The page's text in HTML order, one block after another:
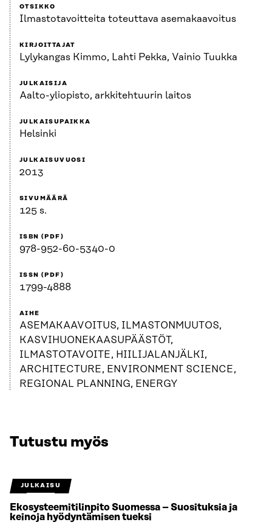
OTSIKKO
Ilmastotavoitteita toteuttava asemakaavoitus
KIRJOITTAJAT
Lylykangas Kimmo, Lahti Pekka, Vainio Tuukka
JULKAISIJA
Aalto-yliopisto, arkkitehtuurin laitos
JULKAISUPAIKKA
Helsinki
JULKAISUVUOSI
2013
SIVUMÄÄRÄ
125 s.
ISBN (PDF)
978-952-60-5340-0
ISSN (PDF)
1799-4888
AIHE
ASEMAKAAVOITUS, ILMASTONMUUTOS,
KASVIHUONEKAASUPÄÄSTÖT,
ILMASTOTAVOITE, HIILIJALANJÄLKI,
ARCHITECTURE, ENVIRONMENT SCIENCE,
REGIONAL PLANNING, ENERGY
Tutustu myös
JULKAISU
Ekosysteemitilinpito Suomessa – Suosituksia ja
keinoja hyödyntämisen tueksi